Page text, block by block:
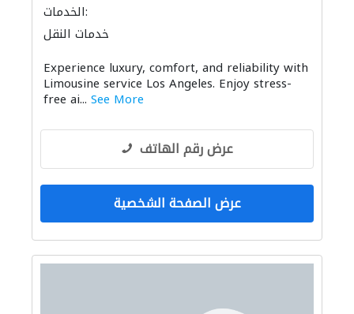
الخدمات:
خدمات النقل
Experience luxury, comfort, and reliability with
Limousine service Los Angeles. Enjoy stress-
free ai... See More
عرض رقم الهاتف
عرض الصفحة الشخصية